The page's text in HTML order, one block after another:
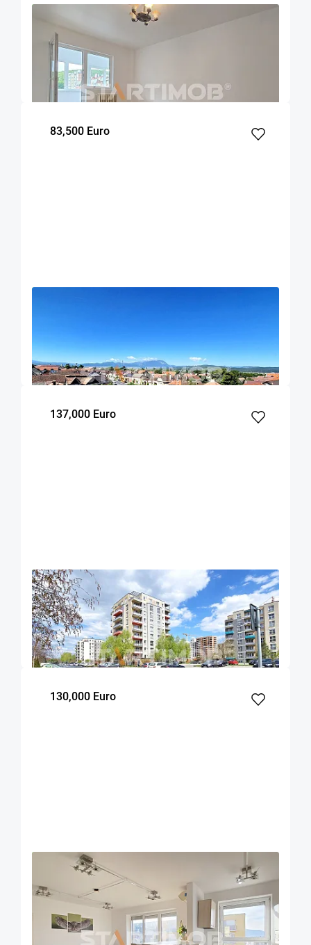
Apartament doua camere Racadau
Brasov
50
m²
1
dormitor Etaj
83,500 Euro
50
m²
1
dormitor
4
Etaj
137,000 Euro
OFERTA NOUA EXCLUSIVITATE COMISION 2%
Apartament cu boxa si parcare zona Coresi
Brasov
58
m²
1
dormitor
2
Etaj
130,000 Euro
OFERTA NOUA COMISION 0%
Apartament cu boxa si parcare Avantgarden
Brasov
59.17
m² dormitoare Etaj